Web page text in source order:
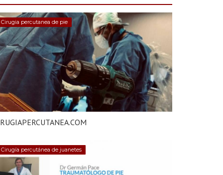
Cirugia percutanea de pie
Cirugía percutánea de juanetes